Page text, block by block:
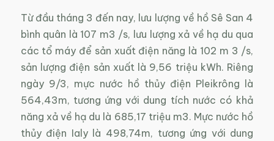
Từ đầu tháng 3 đến nay, lưu lượng về hồ Sê San 4
bình quân là 107 m3 /s, lưu lượng xả về hạ du qua
các tổ máy để sản xuất điện năng là 102 m 3 /s,
sản lượng điện sản xuất là 9,56 triệu kWh. Riêng
ngày 9/3, mực nước hồ thủy điện Pleikrông là
564,43m, tương ứng với dung tích nước có khả
năng xả về hạ du là 685,17 triệu m3. Mực nước hồ
thủy điện Ialy là 498,74m, tương ứng với dung